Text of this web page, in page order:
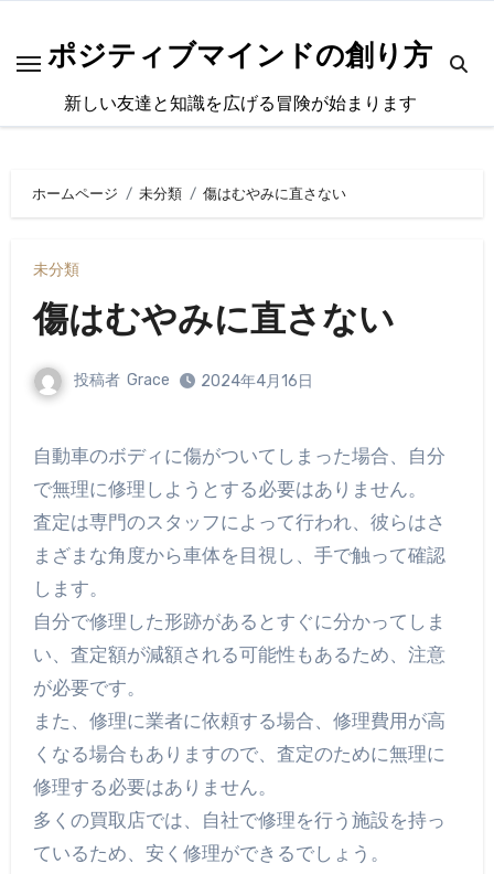
ポジティブマインドの創り方
新しい友達と知識を広げる冒険が始まります
ホームページ 未分類 傷はむやみに直さない
未分類
傷はむやみに直さない
投稿者 Grace 2024年4月16日
自動車のボディに傷がついてしまった場合、自分
で無理に修理しようとする必要はありません。
査定は専門のスタッフによって行われ、彼らはさ
まざまな角度から車体を目視し、手で触って確認
します。
自分で修理した形跡があるとすぐに分かってしま
い、査定額が減額される可能性もあるため、注意
が必要です。
また、修理に業者に依頼する場合、修理費用が高
くなる場合もありますので、査定のために無理に
修理する必要はありません。
多くの買取店では、自社で修理を行う施設を持っ
ているため、安く修理ができるでしょう。